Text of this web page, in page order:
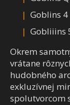
Goblins 4
Gobliiins
Okrem
vrátane
hudobného
exkluzívnej
spolutvorcom